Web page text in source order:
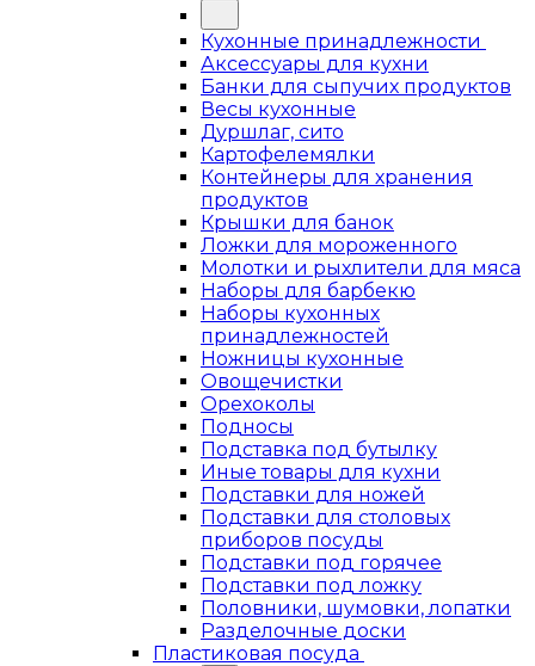
Кухонные принадлежности
Аксессуары для кухни
Банки для сыпучих продуктов
Весы кухонные
Дуршлаг, сито
Картофелемялки
Контейнеры для хранения
продуктов
Крышки для банок
Ложки для мороженного
Молотки и рыхлители для мяса
Наборы для барбекю
Наборы кухонных
принадлежностей
Ножницы кухонные
Овощечистки
Орехоколы
Подносы
Подставка под бутылку
Иные товары для кухни
Подставки для ножей
Подставки для столовых
приборов посуды
Подставки под горячее
Подставки под ложку
Половники, шумовки, лопатки
Разделочные доски
Пластиковая посуда